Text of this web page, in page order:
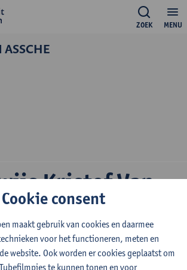
MENU
ZOEK
ASSCHE
Kristof Van
2025-2026 2024-2025
Cookie consent
maakt gebruik van cookies en daarmee
voor het functioneren, meten en
website. Ook worden er cookies geplaatst om
te kunnen tonen en voor